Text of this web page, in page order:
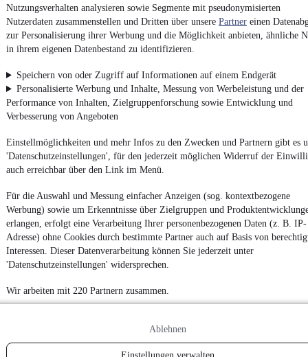
Nutzungsverhalten analysieren sowie Segmente mit pseudonymisierten
Nutzerdaten zusammenstellen und Dritten über unsere Partner einen
zur Personalisierung ihrer Werbung und die Möglichkeit anbieten, ähnliche
in ihrem eigenen Datenbestand zu identifizieren.
Speichern von oder Zugriff auf Informationen auf einem Endgerät
Personalisierte Werbung und Inhalte, Messung von Werbeleistung und der
Performance von Inhalten, Zielgruppenforschung sowie Entwicklung und
Verbesserung von Angeboten
Einstellmöglichkeiten und mehr Infos zu den Zwecken und Partnern gibt es
'Datenschutzeinstellungen', für den jederzeit möglichen Widerruf der
auch erreichbar über den Link im Menü.
Für die Auswahl und Messung einfacher Anzeigen (sog. kontextbezogene
Werbung) sowie um Erkenntnisse über Zielgruppen und
erlangen, erfolgt eine Verarbeitung Ihrer personenbezogenen Daten (z. B. IP-
Adresse) ohne Cookies durch bestimmte Partner auch auf Basis von
Interessen. Dieser Datenverarbeitung können Sie jederzeit unter
'Datenschutzeinstellungen' widersprechen.
Wir arbeiten mit 220 Partnern zusammen.
Ablehnen
Datenschutzeinstellungen
Erklärung zur Barrierefreiheit
Report Security Vulnerability (English)
Powered by